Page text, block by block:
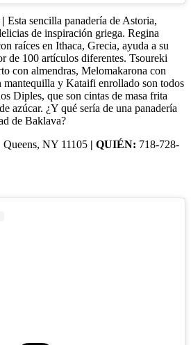
Esta sencilla panadería de Astoria,
de inspiración griega. Regina
raíces en Ithaca, Grecia, ayuda a su
de 100 artículos diferentes. Tsoureki
con almendras, Melomakarona con
mantequilla y Kataifi enrollado son todos
Diples, que son cintas de masa frita
azúcar. ¿Y qué sería de una panadería
de Baklava?
NY 11105 | QUIÉN: 718-728-